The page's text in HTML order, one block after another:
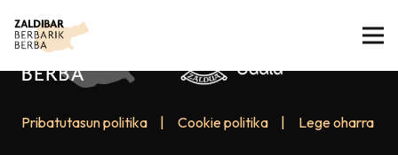
Pribatutasun politika Cookie politika Lege oharra